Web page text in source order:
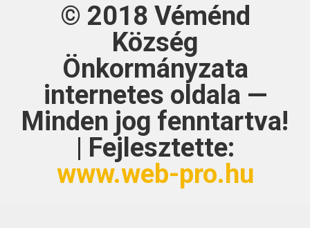
© 2018 Véménd
Község
Önkormányzata
internetes oldala —
Minden jog fenntartva!
| Fejlesztette:
www.web-pro.hu